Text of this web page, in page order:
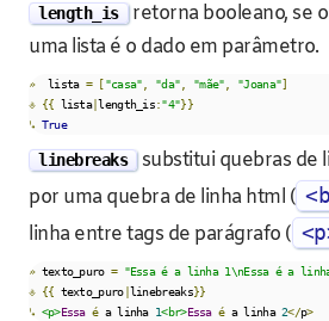
length_is retorna booleano, se
uma lista é o dado em parâmetro.
»
  lista
= ["casa" "da" "mãe" "Joana"]
⎀ {{ lista|length_is:"4"}}
↳ True
linebreaks substitui quebras de
por uma quebra de linha html (
linha entre tags de parágrafo (
» texto_puro = "Essa é a linha 1\nEssa é a
⎀ {{ texto_puro|linebreaks}}
↳ <p>Essa é a linha 1<br>Essa é a linha 2</p>